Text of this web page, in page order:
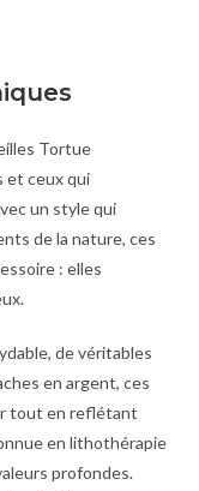
Tortue
et ceux qui
un style qui
de la nature, ces
: elles
de véritables
en argent, ces
tout en reflétant
en lithothérapie
profondes.